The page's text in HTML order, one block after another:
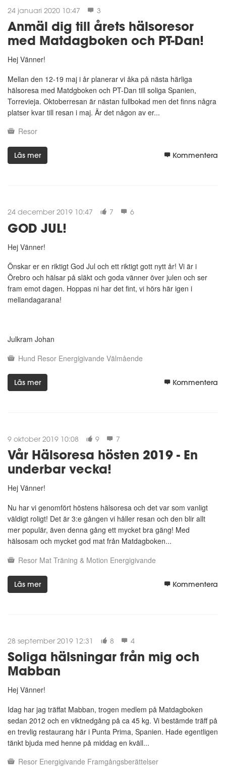
24 januari 2020 10:47 3
Anmäl dig till årets hälsoresor
med Matdagboken och PT-Dan!
Hej Vänner!
Mellan den 12-19 maj i år planerar vi åka på nästa härliga
hälsoresa med Matdgboken och PT-Dan till soliga Spanien,
Torrevieja. Oktoberresan är nästan fullbokad men det finns några
platser kvar till resan i maj. Är det någon av er...
Resor
Läs mer Kommentera
24 december 2019 10:47 7 6
GOD JUL!
Hej Vänner!
Önskar er en riktigt God Jul och ett riktigt gott nytt år! Vi är i
Örebro och hälsar på släkt och goda vänner över julen och ser
fram emot dagen. Hoppas ni har det fint, vi hörs här igen i
mellandagarana!
Julkram Johan
Hund Resor Energigivande Välmående
Läs mer Kommentera
9 oktober 2019 10:08 9 7
Vår Hälsoresa hösten 2019 - En
underbar vecka!
Hej Vänner!
Nu har vi genomfört höstens hälsoresa och det var som vanligt
väldigt roligt! Det är 3:e gången vi håller resan och den blir allt
mer populär, även denna gång ett mycket bra gäng! Med
hälsosam och mycket god mat från Matdagboken...
Resor Mat Träning & Motion Energigivande
Läs mer Kommentera
28 september 2019 12:31 8 4
Soliga hälsningar från mig och
Mabban
Hej Vänner!
Idag har jag träffat Mabban, trogen medlem på Matdagboken
sedan 2012 och en viktnedgång på ca 45 kg. Vi bestämde träff på
en trevlig restaurang här i Punta Prima, Spanien. Hade egentligen
tänkt bjuda med henne på middag en kväll...
Resor Energigivande Framgångsberättelser